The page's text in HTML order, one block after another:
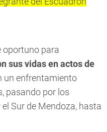
oportuno para
sus vidas en actos de
un enfrentamiento
pasando por los
Sur de Mendoza, hasta